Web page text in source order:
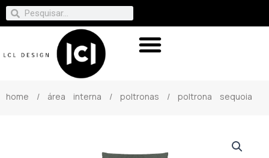
home / área interna / poltronas / poltrona sequoia